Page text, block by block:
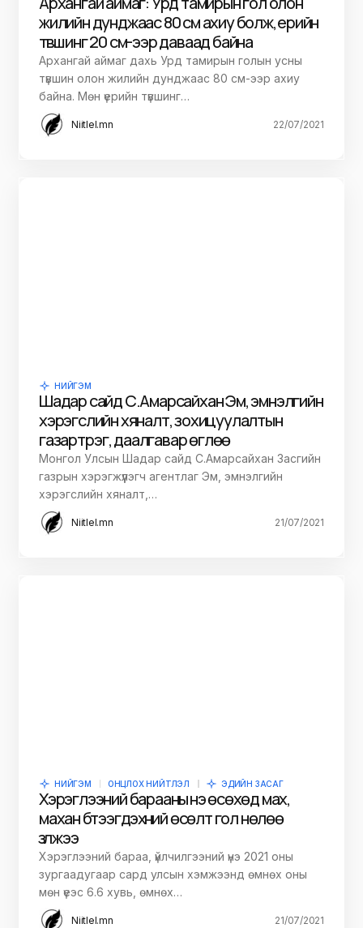
жилийн дунджаас 80 см ахиу болж, үерийн
түвшинг 20 см-ээр даваад байна
Архангай аймаг дахь Урд тамирын голын усны
түвшин олон жилийн дунджаас 80 см-ээр ахиу
байна. Мөн үерийн түвшинг…
Niitlel.mn 22/07/2021
НИЙГЭМ
Шадар сайд С.Амарсайхан Эм, эмнэлгийн
хэрэгслийн хяналт, зохицуулалтын
газарт үүрэг, даалгавар өглөө
Монгол Улсын Шадар сайд С.Амарсайхан Засгийн
газрын хэрэгжүүлэгч агентлаг Эм, эмнэлгийн
хэрэгслийн хяналт,…
Niitlel.mn 21/07/2021
НИЙГЭМ ОНЦЛОХ НИЙТЛЭЛ ЭДИЙН ЗАСАГ
Хэрэглээний барааны үнэ өсөхөд мах,
махан бүтээгдэхүүний өсөлт гол нөлөө
үзүүлжээ
Хэрэглээний бараа, үйлчилгээний үнэ 2021 оны
зургаадугаар сард улсын хэмжээнд өмнөх оны
мөн үеэс 6.6 хувь, өмнөх…
Niitlel.mn 21/07/2021